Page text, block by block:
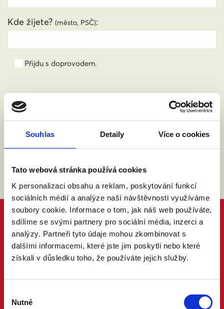
Souhlas Detaily Více o cookies
Tato webová stránka používá cookies
K personalizaci obsahu a reklam, poskytování funkcí
sociálních médií a analýze naší návštěvnosti využíváme
soubory cookie. Informace o tom, jak náš web používáte,
sdílíme se svými partnery pro sociální média, inzerci a
analýzy. Partneři tyto údaje mohou zkombinovat s
dalšími informacemi, které jste jim poskytli nebo které
získali v důsledku toho, že používáte jejich služby.
souhlasu
Nutné
Kde žijete? (město, PSČ):
Přijdu s doprovodem.
Souhlasím se zpracováním osobních údajů podle
zákona č. 101/2000 Sb.